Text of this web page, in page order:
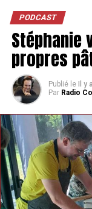
PODCAST
Stéphanie
propres
Publié le Il y
Par Radio